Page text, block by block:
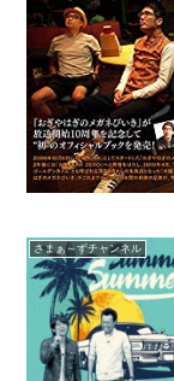
さまぁ～ずチャンネル